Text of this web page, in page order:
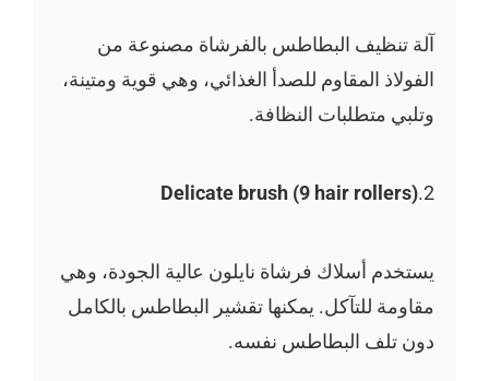
آلة تنظيف البطاطس بالفرشاة مصنوعة من
الفولاذ المقاوم للصدأ الغذائي، وهي قوية ومتينة،
وتلبي متطلبات النظافة.
Delicate brush (9 hair rollers)
يستخدم أسلاك فرشاة نايلون عالية الجودة، وهي
مقاومة للتآكل. يمكنها تقشير البطاطس بالكامل
دون تلف البطاطس نفسه.